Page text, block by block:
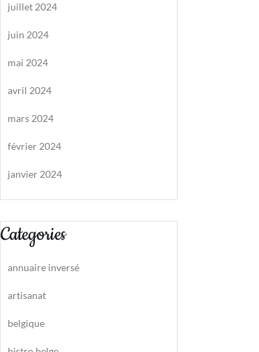
juillet 2024
juin 2024
mai 2024
avril 2024
mars 2024
février 2024
janvier 2024
Categories
annuaire inversé
artisanat
belgique